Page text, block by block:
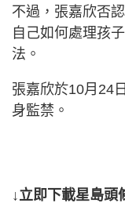
不過，張嘉欣否
自己如何處理孩
法。
張嘉欣於10月24
身監禁。
↓立即下載星島頭